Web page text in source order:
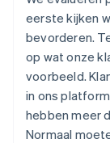
eerste kijken
bevorderen.
op wat onze
voorbeeld.
in ons
hebben meer
Normaal